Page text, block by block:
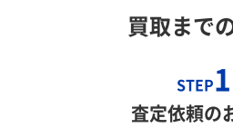
買取まで
STEP1
査定依頼の